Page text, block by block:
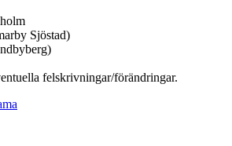
Sjöstad)
felskrivningar/förändringar.